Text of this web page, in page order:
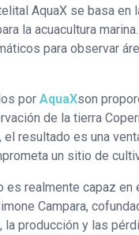
AquaX se basa
la acuacultura
para observar
por AquaXson
de la tierra
resultado es una
un sitio de
es realmente capaz
Campara,
producción y las